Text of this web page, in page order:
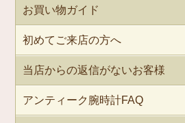
お買い物ガイド
初めてご来店の方へ
当店からの返信がないお客様
アンティーク腕時計FAQ